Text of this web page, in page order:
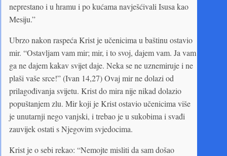
neprestano i u hramu i po kućama navješćivali Isusa kao
Mesiju.”
Ubrzo nakon raspeća Krist je učenicima u baštinu ostavio
mir. “Ostavljam vam mir; mir, i to svoj, dajem vam. Ja vam
ga ne dajem kakav svijet daje. Neka se ne uznemiruje i ne
plaši vaše srce!” (Ivan 14,27) Ovaj mir ne dolazi od
prilagođivanja svijetu. Krist do mira nije nikad dolazio
popuštanjem zlu. Mir koji je Krist ostavio učenicima više
je unutarnji nego vanjski, i trebao je u sukobima i svađi
zauvijek ostati s Njegovim svjedocima.
Krist je o sebi rekao: “Nemojte misliti da sam došao